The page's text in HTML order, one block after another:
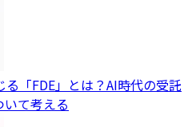
「FDE」とは？AI時代の受託
いて考える